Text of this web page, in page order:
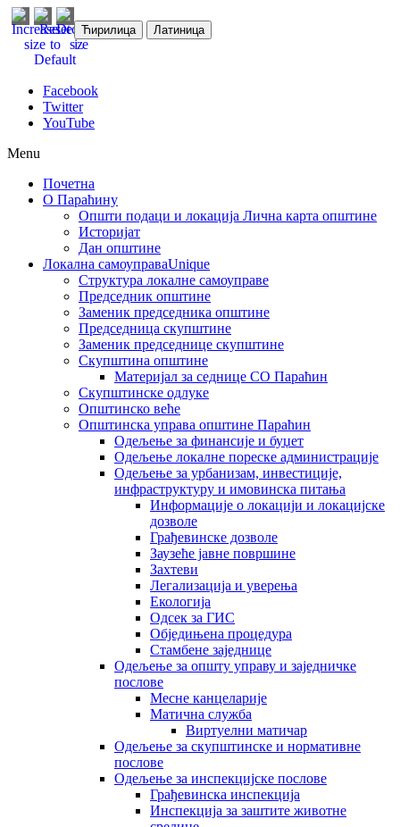
Ћирилица Латиница
Facebook
Twitter
YouTube
Menu
Почетна
О Параћину
Општи подаци и локација Лична карта општине
Историјат
Дан општине
Локална самоуправаUnique
Структура локалне самоуправе
Председник општине
Заменик председника општине
Председница скупштине
Заменик председнице скупштине
Скупштина општине
Материјал за седнице СО Параћин
Скупштинске одлуке
Општинско веће
Општинска управа општине Параћин
Одељење за финансије и буџет
Одељење локалне пореске администрације
Одељење за урбанизам, инвестиције,
инфраструктуру и имовинска питања
Информације о локацији и локацијске
дозволе
Грађевинске дозволе
Заузеће јавне површине
Захтеви
Легализација и уверења
Екологија
Одсек за ГИС
Обједињена процедура
Стамбене заједнице
Oдељење за општу управу и заједничке
послове
Месне канцеларије
Матична служба
Виртуелни матичар
Одељење за скупштинске и нормативне
послове
Одељење за инспекцијске послове
Грађевинска инспекција
Инспекција за заштите животне